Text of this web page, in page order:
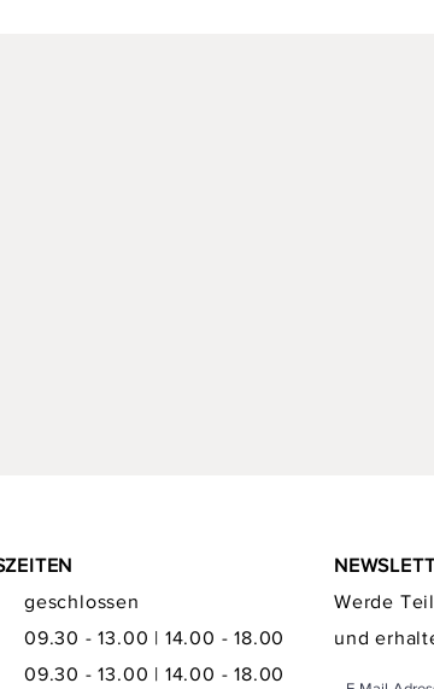
geschlossen
09.30 - 13.00 | 14.00 - 18.00
09.30 - 13.00 | 14.00 - 18.00
Werde
und